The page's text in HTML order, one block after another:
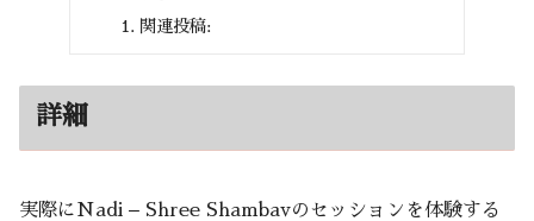
関連投稿:
詳細
実際にNadi – Shree Shambavのセッションを体験する